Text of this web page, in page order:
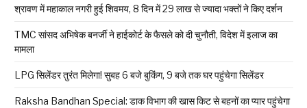
श्रावण में महाकाल नगरी हुई शिवमय, 8 दिन में 29 लाख से ज्यादा भक्तों ने किए दर्शन
TMC सांसद अभिषेक बनर्जी ने हाईकोर्ट के फैसले को दी चुनौती, विदेश में इलाज का
मामला
LPG सिलेंडर तुरंत मिलेगा! सुबह 6 बजे बुकिंग, 9 बजे तक घर पहुंचेगा सिलेंडर
Raksha Bandhan Special: डाक विभाग की खास किट से बहनों का प्यार पहुंचेगा